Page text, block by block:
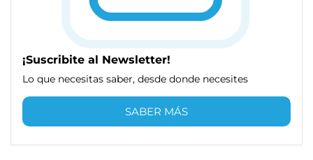
¡Suscribite al Newsletter!
Lo que necesitas saber, desde donde necesites
SABER MÁS